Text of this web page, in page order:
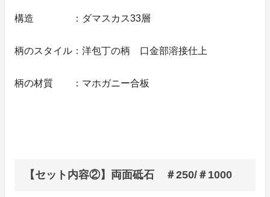
構造 ：ダマスカス33層
柄のスタイル：洋包丁の柄 口金部溶接仕上
柄の材質 ：マホガニー合板
【セット内容②】両面砥石 ＃250/＃1000